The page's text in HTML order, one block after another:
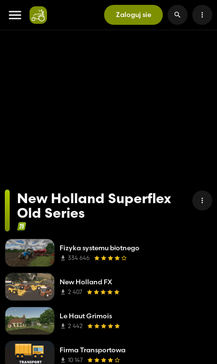
Zaloguj sie
New Holland Superflex
Old Series
Fizyka systemu błotnego
334 646
New Holland FX
2 407
Le Haut Grimois
2 442
Firma Transportowa
10 147